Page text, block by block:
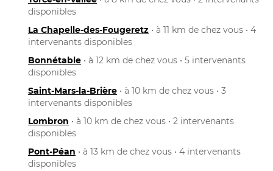
disponibles
La Chapelle-des-Fougeretz • à 11 km de chez vous • 4
intervenants disponibles
Bonnétable • à 12 km de chez vous • 5 intervenants
disponibles
Saint-Mars-la-Brière • à 10 km de chez vous • 3
intervenants disponibles
Lombron • à 10 km de chez vous • 2 intervenants
disponibles
Pont-Péan • à 13 km de chez vous • 4 intervenants
disponibles